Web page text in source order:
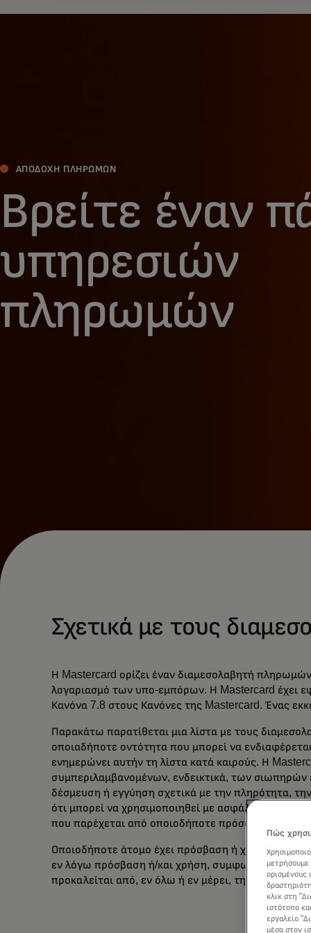
ΑΠΟΔΟΧΉ ΠΛΗΡΩΜΏΝ
Βρείτε έναν
υπηρεσιών
πληρωμών
Σχετικά με τους
Η Mastercard ορίζει έναν διαμεσολαβητή
λογαριασμό των υπο-εμπόρων. Η Mastercard έχει
Κανόνα 7.8 στους Κανόνες της Mastercard. Ένας
Παρακάτω παρατίθεται μια λίστα με τους
οποιαδήποτε οντότητα που μπορεί να
ενημερώνει αυτήν τη λίστα κατά καιρούς. Η
συμπεριλαμβανομένων, ενδεικτικά, των σιωπηρών
δέσμευση ή εγγύηση σχετικά με την πληρότητα,
ότι μπορεί να χρησιμοποιηθεί με ασφάλεια για
που παρέχεται από οποιοδήποτε πρόσωπο στη
Οποιοδήποτε άτομο έχει πρόσβαση ή
εν λόγω πρόσβαση ή/και χρήση, συμφωνεί ότι η
προκαλείται από, εν όλω ή εν μέρει, την πρόσβαση
Πώς
μετρήσουμε
ορισμένους
κλικ στη
ιστότοπο
εργαλείο
μέσα στον